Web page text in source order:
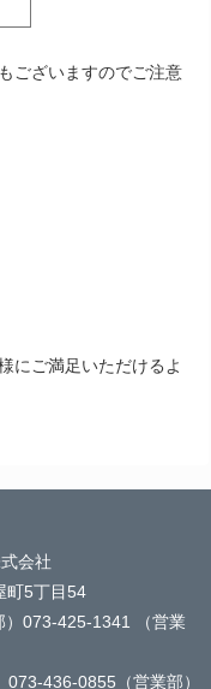
ございますのでご注意
にご満足いただけるよ
会社
5丁目54
073-425-1341 （営業
436-0855（営業部）